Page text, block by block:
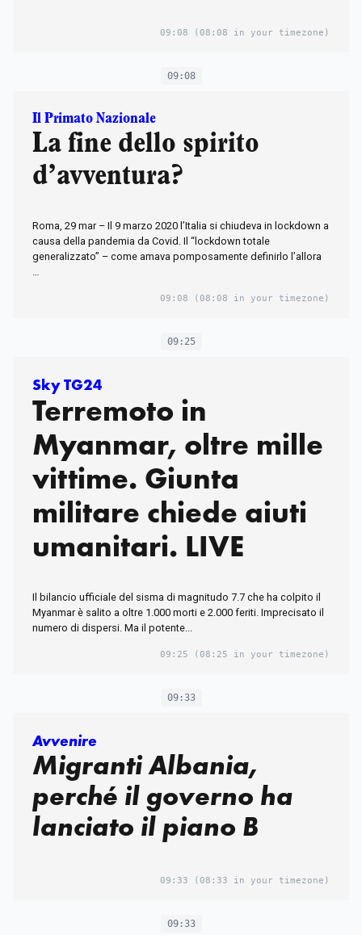
09:08 (08:08 in your timezone)
09:08
Il Primato Nazionale
La fine dello spirito
d’avventura?
Roma, 29 mar – Il 9 marzo 2020 l’Italia si chiudeva in lockdown a
causa della pandemia da Covid. Il “lockdown totale
generalizzato” – come amava pomposamente definirlo l’allora
09:08 (08:08 in your timezone)
09:25
Sky TG24
Terremoto in
Myanmar, oltre mille
vittime. Giunta
militare chiede aiuti
umanitari. LIVE
Il bilancio ufficiale del sisma di magnitudo 7.7 che ha colpito il
Myanmar è salito a oltre 1.000 morti e 2.000 feriti. Imprecisato il
numero di dispersi. Ma il potente...
09:25 (08:25 in your timezone)
09:33
Avvenire
Migranti Albania,
perché il governo ha
lanciato il piano B
09:33 (08:33 in your timezone)
09:33